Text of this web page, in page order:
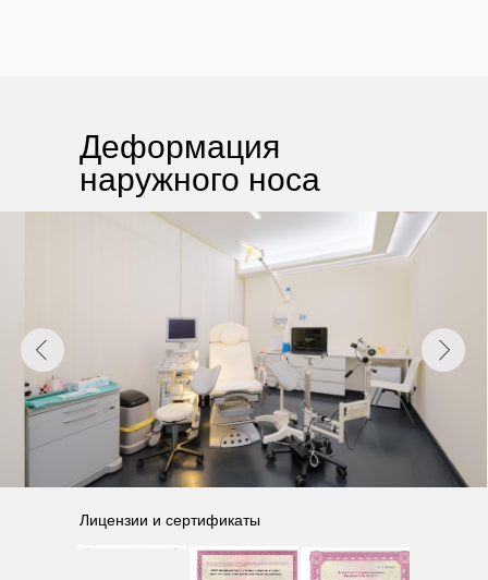
Деформация
наружного носа
Лицензии и сертификаты
Наркоз и стационар
Запись по телефону
+7 (473) 263-20-20
Записаться на приём
Мы принимаем к оплате